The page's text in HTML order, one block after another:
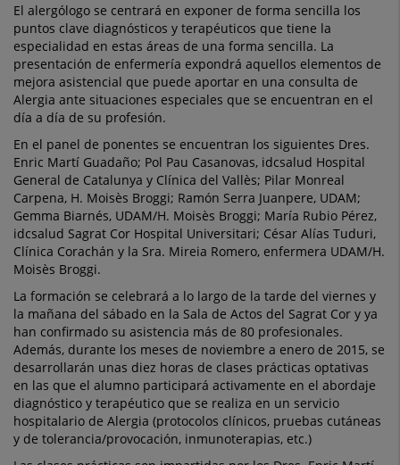
El alergólogo se centrará en exponer de forma sencilla los
puntos clave diagnósticos y terapéuticos que tiene la
especialidad en estas áreas de una forma sencilla. La
presentación de enfermería expondrá aquellos elementos de
mejora asistencial que puede aportar en una consulta de
Alergia ante situaciones especiales que se encuentran en el
día a día de su profesión.
En el panel de ponentes se encuentran los siguientes Dres.
Enric Martí Guadaño; Pol Pau Casanovas, idcsalud Hospital
General de Catalunya y Clínica del Vallès; Pilar Monreal
Carpena, H. Moisès Broggi; Ramón Serra Juanpere, UDAM;
Gemma Biarnés, UDAM/H. Moisès Broggi; María Rubio Pérez,
idcsalud Sagrat Cor Hospital Universitari; César Alías Tuduri,
Clínica Corachán y la Sra. Mireia Romero, enfermera UDAM/H.
Moisès Broggi.
La formación se celebrará a lo largo de la tarde del viernes y
la mañana del sábado en la Sala de Actos del Sagrat Cor y ya
han confirmado su asistencia más de 80 profesionales.
Además, durante los meses de noviembre a enero de 2015, se
desarrollarán unas diez horas de clases prácticas optativas
en las que el alumno participará activamente en el abordaje
diagnóstico y terapéutico que se realiza en un servicio
hospitalario de Alergia (protocolos clínicos, pruebas cutáneas
y de tolerancia/provocación, inmunoterapias, etc.)